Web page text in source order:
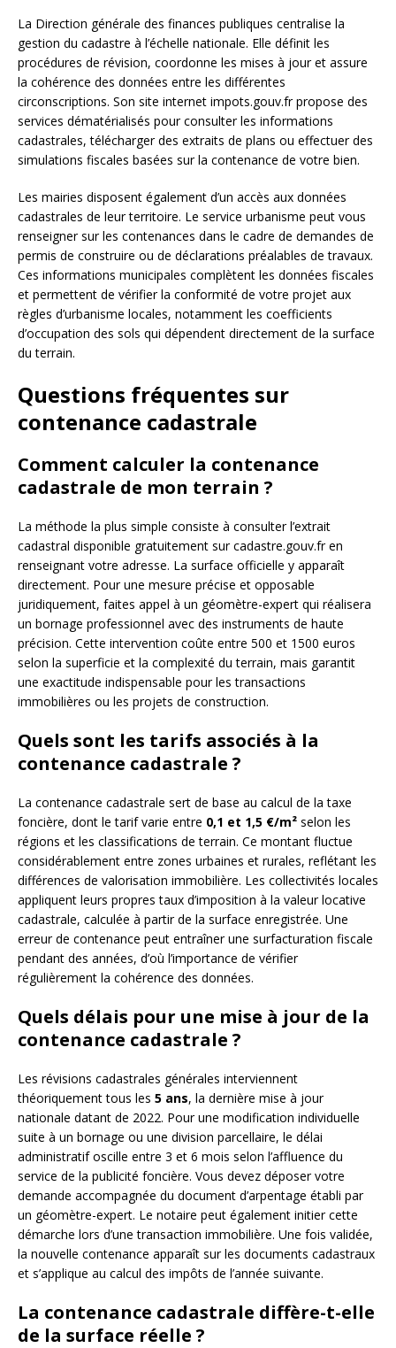
La Direction générale des finances publiques centralise la
gestion du cadastre à l’échelle nationale. Elle définit les
procédures de révision, coordonne les mises à jour et assure
la cohérence des données entre les différentes
circonscriptions. Son site internet impots.gouv.fr propose des
services dématérialisés pour consulter les informations
cadastrales, télécharger des extraits de plans ou effectuer des
simulations fiscales basées sur la contenance de votre bien.
Les mairies disposent également d’un accès aux données
cadastrales de leur territoire. Le service urbanisme peut vous
renseigner sur les contenances dans le cadre de demandes de
permis de construire ou de déclarations préalables de travaux.
Ces informations municipales complètent les données fiscales
et permettent de vérifier la conformité de votre projet aux
règles d’urbanisme locales, notamment les coefficients
d’occupation des sols qui dépendent directement de la surface
du terrain.
Questions fréquentes sur
contenance cadastrale
Comment calculer la contenance
cadastrale de mon terrain ?
La méthode la plus simple consiste à consulter l’extrait
cadastral disponible gratuitement sur cadastre.gouv.fr en
renseignant votre adresse. La surface officielle y apparaît
directement. Pour une mesure précise et opposable
juridiquement, faites appel à un géomètre-expert qui réalisera
un bornage professionnel avec des instruments de haute
précision. Cette intervention coûte entre 500 et 1500 euros
selon la superficie et la complexité du terrain, mais garantit
une exactitude indispensable pour les transactions
immobilières ou les projets de construction.
Quels sont les tarifs associés à la
contenance cadastrale ?
La contenance cadastrale sert de base au calcul de la taxe
foncière, dont le tarif varie entre 0,1 et 1,5 €/m² selon les
régions et les classifications de terrain. Ce montant fluctue
considérablement entre zones urbaines et rurales, reflétant les
différences de valorisation immobilière. Les collectivités locales
appliquent leurs propres taux d’imposition à la valeur locative
cadastrale, calculée à partir de la surface enregistrée. Une
erreur de contenance peut entraîner une surfacturation fiscale
pendant des années, d’où l’importance de vérifier
régulièrement la cohérence des données.
Quels délais pour une mise à jour de la
contenance cadastrale ?
Les révisions cadastrales générales interviennent
théoriquement tous les 5 ans, la dernière mise à jour
nationale datant de 2022. Pour une modification individuelle
suite à un bornage ou une division parcellaire, le délai
administratif oscille entre 3 et 6 mois selon l’affluence du
service de la publicité foncière. Vous devez déposer votre
demande accompagnée du document d’arpentage établi par
un géomètre-expert. Le notaire peut également initier cette
démarche lors d’une transaction immobilière. Une fois validée,
la nouvelle contenance apparaît sur les documents cadastraux
et s’applique au calcul des impôts de l’année suivante.
La contenance cadastrale diffère-t-elle
de la surface réelle ?